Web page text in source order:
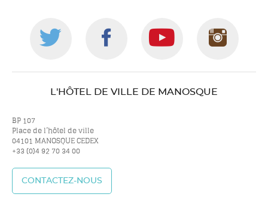
Suivez-
nous
sur
twitter
Suivez-
nous
facebook
Suivez-
nous
L'HÔTEL DE VILLE DE MANOSQUE
BP 107
Place de l’hôtel de ville
04101 MANOSQUE CEDEX
+33 (0)4 92 70 34 00
CONTACTEZ-NOUS